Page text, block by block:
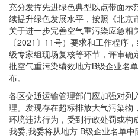
充分发挥先进绿色典型以点带面
续提升绿色发展水平，按照《北京
关于进一步完善空气重污染应急
〔2021〕11号）要求和工作程序
级专家组现场复核等环节，评审
批空气重污染绩效地方B级企业名
布。
各区交通运输管理部门应加强对列
理。发现存在超标排放大气污染物
环境违法行为，受到行政处罚或构
我委,我委将从地方 B级企业名单中